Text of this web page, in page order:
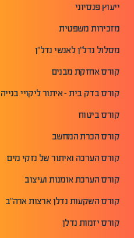
ייעוץ פנסיוני
מזכירות משפטית
מסלול נדל"ן לאנשי נדל"ן
קורס אחזקת מבנים
קורס בדק בית - איתור ליקויי בנייה
קורס ביטוח
קורס הכרת המחשב
קורס הערכה ואיתור של נזקי מים
קורס הערכת אומנות ועיצוב
קורס השקעות נדלן ארצות ארה"ב
קורס יזמות נדלן